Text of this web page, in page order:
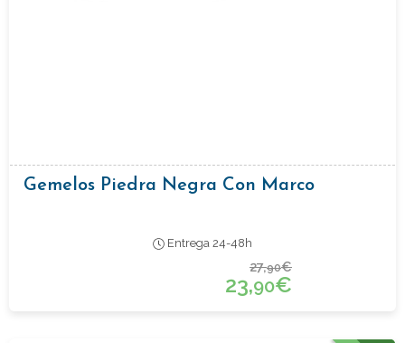
Gemelos Piedra Negra Con Marco
Entrega 24-48h
27,90€
23,90€